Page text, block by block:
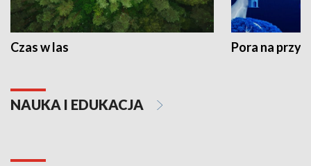
Czas w las Pora na
NAUKA I EDUKACJA